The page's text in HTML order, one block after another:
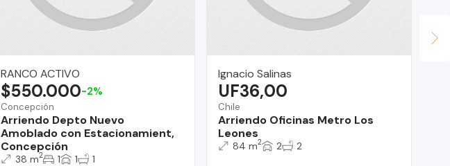
RANCO ACTIVO
Concepción
Arriendo Depto Nuevo
Amoblado con Estacionamient,
Concepción
$550.000-2%
38 m2 1 1 1
Ignacio Salinas
Chile
Arriendo Oficinas Metro Los
Leones
UF36,00
84 m2 2 2